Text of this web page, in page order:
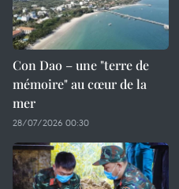
Con Dao – une "terre de
mémoire" au cœur de la
mer
28/07/2026 00:30